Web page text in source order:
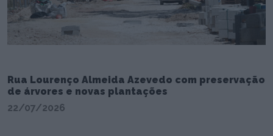
Rua Lourenço Almeida Azevedo com preservação
de árvores e novas plantações
22/07/2026